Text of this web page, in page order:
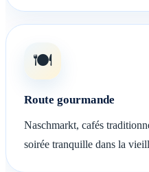
🍽️
Route gourmande
Naschmarkt, cafés
soirée tranquille dans la